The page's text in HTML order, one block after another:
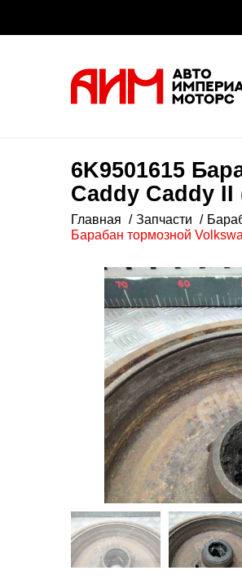
6K9501615
Caddy Caddy II
Главная Запчасти
Барабан тормозной